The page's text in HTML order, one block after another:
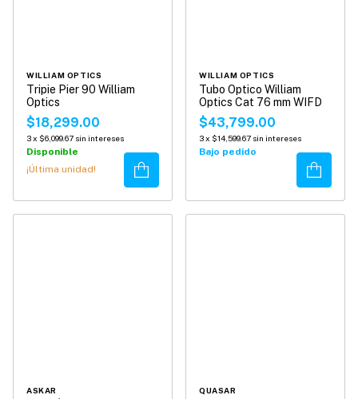
WILLIAM OPTICS
Tripie Pier 90 William
Optics
$18,299.00
3x $6,099.67 sin intereses
Disponible
¡Última unidad!
Comprar
WILLIAM OPTICS
Tubo Optico William
Optics Cat 76 mm WIFD
$43,799.00
3x $14,599.67 sin intereses
Bajo pedido
Comprar
ASKAR QUASAR